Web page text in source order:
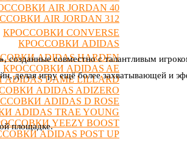
AIR JORDAN 40
AIR JORDAN 312
КРОССОВКИ CONVERSE
КРОССОВКИ ADIDAS
ADIDAS HARDEN
КРОССОВКИ ADIDAS AE
DAME LILLARD
ADIDAS ADIZERO
ADIDAS D ROSE
ADIDAS TRAE YOUNG
YEEZY BOOST
ADIDAS POST UP
, созданные совместно с талантливым
делая игру ещё более захватывающей и
площадке.